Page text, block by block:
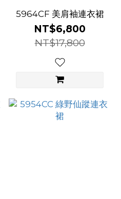
5964CF 美肩袖連衣裙
NT$6,800
NT$17,800